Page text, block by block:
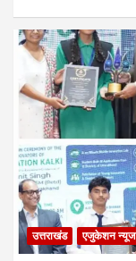
उत्तराखंड एजुकेशन न्‍यूज